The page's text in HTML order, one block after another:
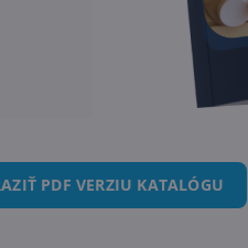
PDF VERZIU KATALÓGU